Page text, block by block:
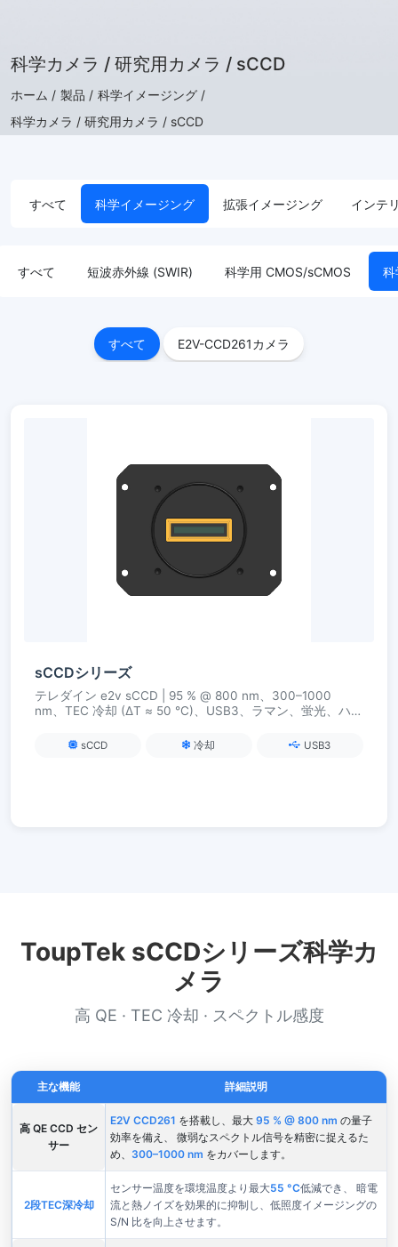
科学カメラ / 研究用カメラ / sCCD
ホーム / 製品 / 科学イメージング /
科学カメラ / 研究用カメラ / sCCD
すべて 科学イメージング 拡張イメージング インテ
すべて 短波赤外線 (SWIR) 科学用 CMOS/sCMOS 科
すべて E2V-CCD261カメラ
sCCDシリーズ
テレダイン e2v sCCD | 95 % @ 800 nm、300–1000
nm、TEC 冷却 (ΔT ≈ 50 °C)、USB3、ラマン、蛍光、ハイ
sCCD 冷却 USB3
ToupTek sCCDシリーズ科学カ
メラ
高 QE · TEC 冷却 · スペクトル感度
主な機能 詳細説明
高 QE CCD セン
サー
E2V CCD261 を搭載し、最大 95 % @ 800 nm の量子
効率を備え、 微弱なスペクトル信号を精密に捉えるた
め、 300–1000 nm をカバーします。
2段TEC深冷却
センサー温度を環境温度より最大55 °C低減でき、 暗電
流と熱ノイズを効果的に抑制し、低照度イメージングの
S/N 比を向上させます。